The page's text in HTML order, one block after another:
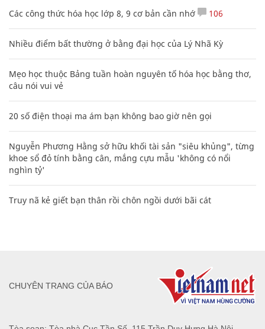
Các công thức hóa học lớp 8, 9 cơ bản cần nhớ 106
Nhiều điểm bất thường ở bằng đại học của Lý Nhã Kỳ
Mẹo học thuộc Bảng tuần hoàn nguyên tố hóa học bằng thơ,
câu nói vui vẻ
20 số điện thoại ma ám bạn không bao giờ nên gọi
Nguyễn Phương Hằng sở hữu khối tài sản "siêu khủng", từng
khoe sổ đỏ tính bằng cân, mắng cựu mẫu 'không có nổi
nghìn tỷ'
Truy nã kẻ giết bạn thân rồi chôn ngồi dưới bãi cát
CHUYÊN TRANG CỦA BÁO